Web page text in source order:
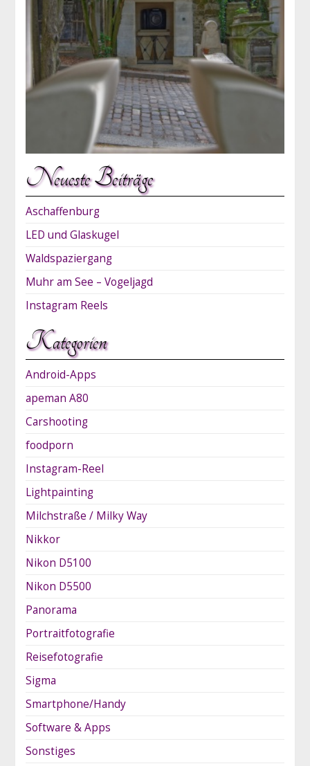
Neueste Beiträge
Aschaffenburg
LED und Glaskugel
Waldspaziergang
Muhr am See – Vogeljagd
Instagram Reels
Kategorien
Android-Apps
apeman A80
Carshooting
foodporn
Instagram-Reel
Lightpainting
Milchstraße / Milky Way
Nikkor
Nikon D5100
Nikon D5500
Panorama
Portraitfotografie
Reisefotografie
Sigma
Smartphone/Handy
Software & Apps
Sonstiges